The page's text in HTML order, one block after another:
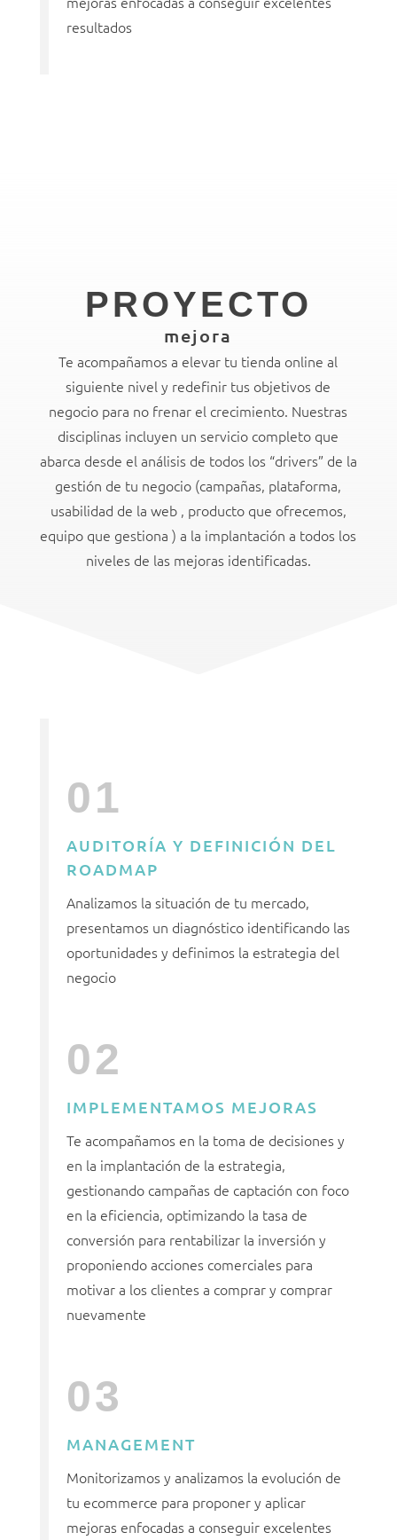
resultados
PROYECTO
mejora
Te acompañamos a elevar tu tienda online al
siguiente nivel y redefinir tus objetivos de
negocio para no frenar el crecimiento. Nuestras
disciplinas incluyen un servicio completo que
abarca desde el análisis de todos los “drivers” de la
gestión de tu negocio (campañas, plataforma,
usabilidad de la web , producto que ofrecemos,
equipo que gestiona ) a la implantación a todos los
niveles de las mejoras identificadas.
01
AUDITORÍA Y DEFINICIÓN DEL
ROADMAP
Analizamos la situación de tu mercado,
presentamos un diagnóstico identificando las
oportunidades y definimos la estrategia del
negocio
02
IMPLEMENTAMOS MEJORAS
Te acompañamos en la toma de decisiones y
en la implantación de la estrategia,
gestionando campañas de captación con foco
en la eficiencia, optimizando la tasa de
conversión para rentabilizar la inversión y
proponiendo acciones comerciales para
motivar a los clientes a comprar y comprar
nuevamente
03
MANAGEMENT
Monitorizamos y analizamos la evolución de
tu ecommerce para proponer y aplicar
mejoras enfocadas a conseguir excelentes